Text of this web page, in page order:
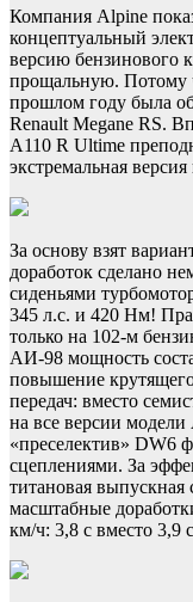
Компания Alpine
концептуальный
версию бензинового
прощальную. Потому
прошлом году была
Renault Megane RS.
A110 R Ultime
экстремальная
За основу взят
доработок сделано
сиденьями
345 л.с. и 420 Нм!
только на 102-м
АИ-98 мощность
повышение
передач: вместо
на все версии
«преселектив» DW6
сцеплениями. За
титановая
масштабные
км/ч: 3,8 с вместо 3,9